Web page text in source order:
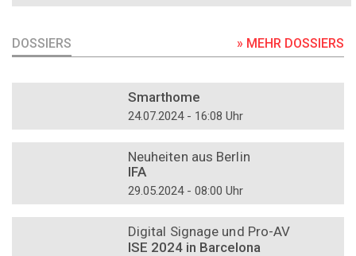
DOSSIERS » MEHR DOSSIERS
Smarthome
24.07.2024 - 16:08 Uhr
Neuheiten aus Berlin
IFA
29.05.2024 - 08:00 Uhr
Digital Signage und Pro-AV
ISE 2024 in Barcelona